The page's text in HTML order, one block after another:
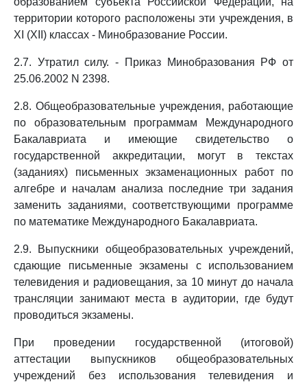
территории которого расположены эти учреждения, в
XI (XII) классах - Минобразование России.
2.7. Утратил силу. - Приказ Минобразования РФ от
25.06.2002 N 2398.
2.8. Общеобразовательные учреждения, работающие
по образовательным программам Международного
Бакалавриата и имеющие свидетельство о
государственной аккредитации, могут в текстах
(заданиях) письменных экзаменационных работ по
алгебре и началам анализа последние три задания
заменить заданиями, соответствующими программе
по математике Международного Бакалавриата.
2.9. Выпускники общеобразовательных учреждений,
сдающие письменные экзамены с использованием
телевидения и радиовещания, за 10 минут до начала
трансляции занимают места в аудитории, где будут
проводиться экзамены.
При проведении государственной (итоговой)
аттестации выпускников общеобразовательных
учреждений без использования телевидения и